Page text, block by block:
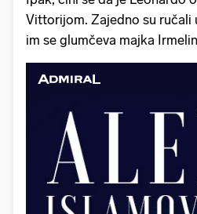
Vittorijom. Zajedno su ručali
im se glumčeva majka